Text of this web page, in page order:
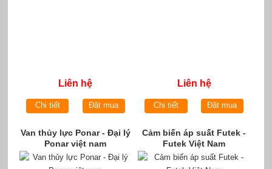
Liên hệ
Chi tiết Đặt mua
Liên hệ
Chi tiết Đặt mua
Van thủy lực Ponar - Đại lý
Ponar việt nam
Cảm biến áp suất Futek -
Futek Việt Nam